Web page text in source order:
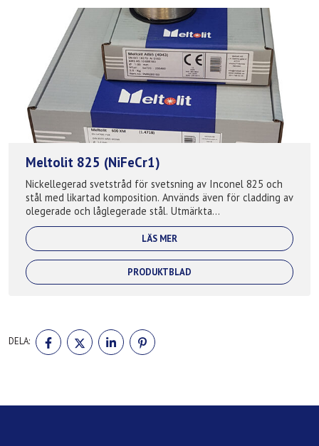
Meltolit 825 (NiFeCr1)
Nickellegerad svetstråd för svetsning av Inconel 825 och
stål med likartad komposition. Används även för cladding av
olegerade och låglegerade stål. Utmärkta
korrosionsbeständiga egenskaper speciel...
LÄS MER
PRODUKTBLAD
DELA:
DELA
PÅ
FACEBOOK
DELA
PÅ
TWITTER
DELA
PÅ
LINKEDIN
PÅ